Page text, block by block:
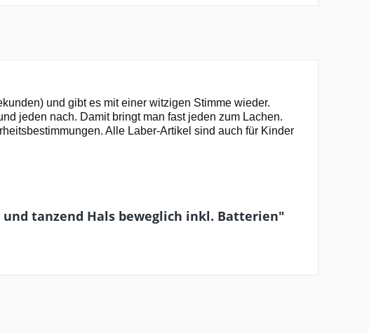
und gibt es mit einer witzigen Stimme wieder.
jeden nach. Damit bringt man fast jeden zum Lachen.
Alle Laber-Artikel sind auch für Kinder
tanzend Hals beweglich inkl. Batterien"